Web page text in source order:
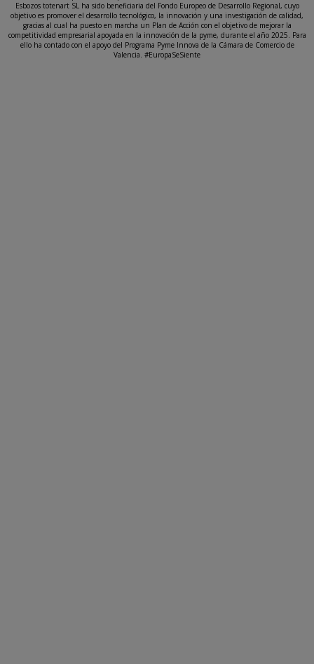
Esbozos totenart SL ha sido beneficiaria del Fondo Europeo de Desarrollo Regional, cuyo
objetivo es promover el desarrollo tecnológico, la innovación y una investigación de calidad,
gracias al cual ha puesto en marcha un Plan de Acción con el objetivo de mejorar la
competitividad empresarial apoyada en la innovación de la pyme, durante el año 2025. Para
ello ha contado con el apoyo del Programa Pyme Innova de la Cámara de Comercio de
Valencia. #EuropaSeSiente